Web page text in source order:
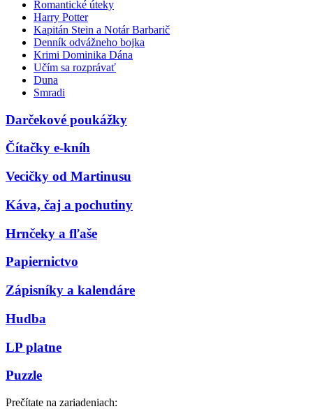
Romantické úteky
Harry Potter
Kapitán Stein a Notár Barbarič
Denník odvážneho bojka
Krimi Dominika Dána
Učím sa rozprávať
Duna
Smradi
Darčekové poukážky
Čítačky e-kníh
Vecičky od Martinusu
Káva, čaj a pochutiny
Hrnčeky a fľaše
Papiernictvo
Zápisníky a kalendáre
Hudba
LP platne
Puzzle
Prečítate na zariadeniach: